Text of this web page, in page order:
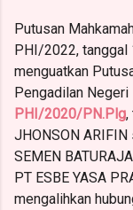
Putusan
PHI/2022, tanggal
menguatkan
Pengadilan Negeri
PHI/2020/PN.Plg,
JHONSON
SEMEN
PT ESBE YASA
mengalihkan